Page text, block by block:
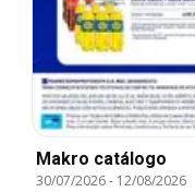
Makro catálogo
30/07/2026- 12/08/2026